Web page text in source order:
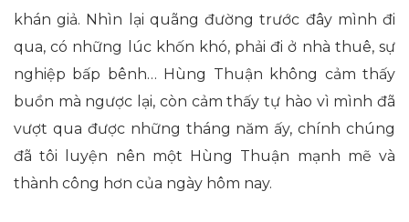
khán giả. Nhìn lại quãng đường trước đây mình đi
qua, có những lúc khốn khó, phải đi ở nhà thuê, sự
nghiệp bấp bênh… Hùng Thuận không cảm thấy
buồn mà ngược lại, còn cảm thấy tự hào vì mình đã
vượt qua được những tháng năm ấy, chính chúng
đã tôi luyện nên một Hùng Thuận mạnh mẽ và
thành công hơn của ngày hôm nay.